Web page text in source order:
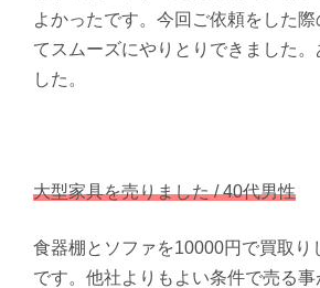
よかったです。今回ご依頼をした際
てスムーズにやりとりできました。
した。
大型家具を売りました / 40代男性
食器棚とソファを10000円で買取り
です。他社よりもよい条件で売る